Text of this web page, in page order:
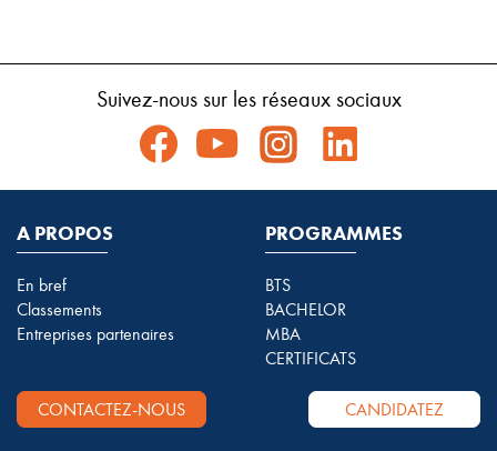
Suivez-nous sur les réseaux sociaux
A PROPOS
En bref
Classements
Entreprises partenaires
PROGRAMMES
BTS
BACHELOR
MBA
CERTIFICATS
CONTACTEZ-NOUS CANDIDATEZ